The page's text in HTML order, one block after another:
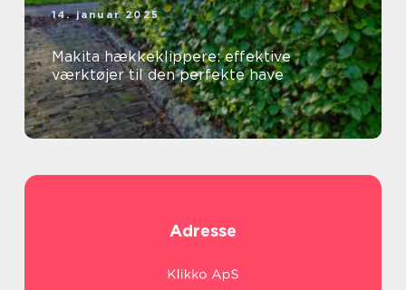
14. januar 2025
Makita hækkeklippere: effektive
værktøjer til den perfekte have
Adresse